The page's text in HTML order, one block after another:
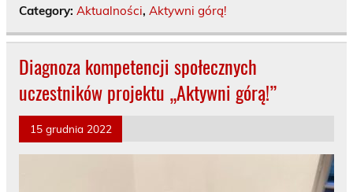
Category: Aktualności, Aktywni górą!
Diagnoza kompetencji społecznych
uczestników projektu „Aktywni górą!”
15 grudnia 2022